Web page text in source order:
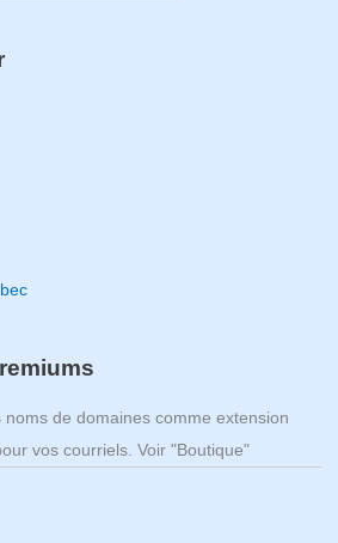
noms de domaines comme extension
vos courriels. Voir "Boutique"